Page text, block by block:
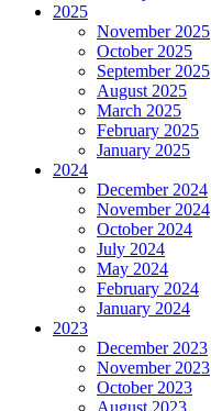
2025
November 2025
October 2025
September 2025
August 2025
March 2025
February 2025
January 2025
2024
December 2024
November 2024
October 2024
July 2024
May 2024
February 2024
January 2024
2023
December 2023
November 2023
October 2023